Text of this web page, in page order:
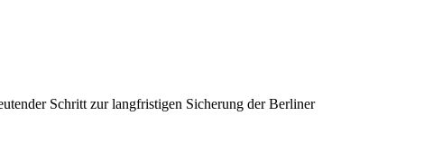
Schritt zur langfristigen Sicherung der Berliner